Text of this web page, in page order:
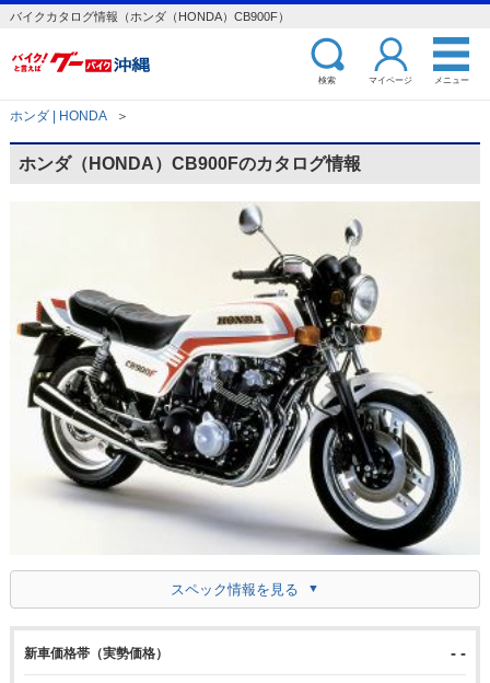
バイクカタログ情報（ホンダ（HONDA）CB900F）
検索 マイページ メニュー
ホンダ | HONDA ＞
ホンダ（HONDA）CB900Fのカタログ情報
スペック情報を見る
新車価格帯（実勢価格） - -